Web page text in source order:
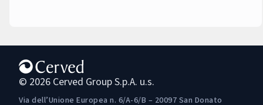
© 2026 Cerved Group S.p.A. u.s.
Via dell’Unione Europea n. 6/A-6/B – 20097 San Donato